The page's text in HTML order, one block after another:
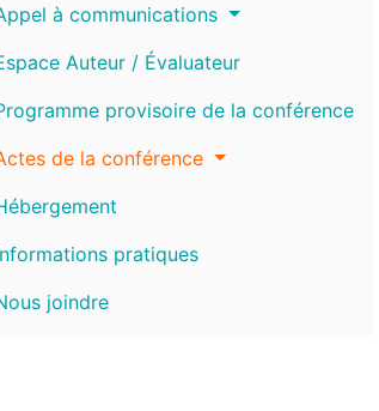
à communications
Auteur / Évaluateur
provisoire de la conférence
de la conférence
pratiques
joindre